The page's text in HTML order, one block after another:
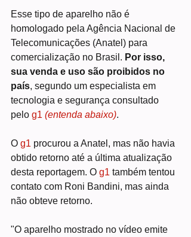
Esse tipo de aparelho não é
homologado pela Agência Nacional de
Telecomunicações (Anatel) para
comercialização no Brasil. Por isso,
sua venda e uso são proibidos no
país, segundo um especialista em
tecnologia e segurança consultado
pelo g1 (entenda abaixo).
O g1 procurou a Anatel, mas não havia
obtido retorno até a última atualização
desta reportagem. O g1 também tentou
contato com Roni Bandini, mas ainda
não obteve retorno.
"O aparelho mostrado no vídeo emite